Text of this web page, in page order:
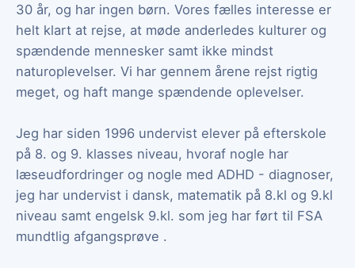
30 år, og har ingen børn. Vores fælles interesse er
helt klart at rejse, at møde anderledes kulturer og
spændende mennesker samt ikke mindst
naturoplevelser. Vi har gennem årene rejst rigtig
meget, og haft mange spændende oplevelser.
Jeg har siden 1996 undervist elever på efterskole
på 8. og 9. klasses niveau, hvoraf nogle har
læseudfordringer og nogle med ADHD - diagnoser,
jeg har undervist i dansk, matematik på 8.kl og 9.kl
niveau samt engelsk 9.kl. som jeg har ført til FSA
mundtlig afgangsprøve .